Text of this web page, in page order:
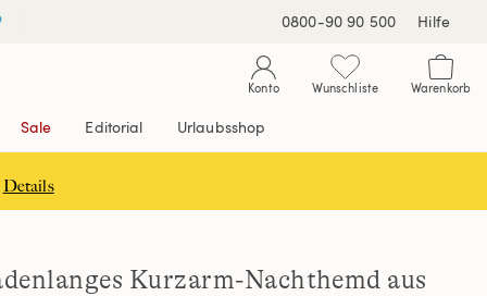
0800-90 90 500 Hilfe
Konto Wunschliste Warenkorb
Sale Editorial Urlaubsshop
Details
Kurzarm-Nachthemd aus